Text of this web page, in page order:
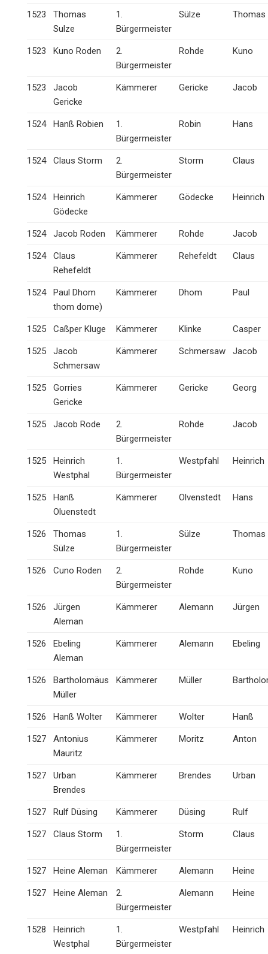
1523
Thomas
Sulze
1.
Bürgermeister
Sülze Thomas
1523 Kuno Roden
2.
Bürgermeister
Rohde Kuno
1523
Jacob
Gericke
Kämmerer Gericke Jacob
1524 Hanß Robien
1.
Bürgermeister
Robin Hans
1524 Claus Storm
2.
Bürgermeister
Storm Claus
1524
Heinrich
Gödecke
Kämmerer Gödecke Heinrich
1524 Jacob Roden Kämmerer Rohde Jacob
1524
Claus
Rehefeldt
Kämmerer Rehefeldt Claus
1524
Paul Dhom
thom dome)
Kämmerer Dhom Paul
1525 Caßper Kluge Kämmerer Klinke Casper
1525
Jacob
Schmersaw
Kämmerer Schmersaw Jacob
1525
Gorries
Gericke
Kämmerer Gericke Georg
1525 Jacob Rode
2.
Bürgermeister
Rohde Jacob
1525
Heinrich
Westphal
1.
Bürgermeister
Westpfahl Heinrich
1525
Hanß
Oluenstedt
Kämmerer Olvenstedt Hans
1526
Thomas
Sülze
1.
Bürgermeister
Sülze Thomas
1526 Cuno Roden
2.
Bürgermeister
Rohde Kuno
1526
Jürgen
Aleman
Kämmerer Alemann Jürgen
1526
Ebeling
Aleman
Kämmerer Alemann Ebeling
1526
Bartholomäus
Müller
Kämmerer Müller
1526 Hanß Wolter Kämmerer Wolter Hanß
1527
Antonius
Mauritz
Kämmerer Moritz Anton
1527
Urban
Brendes
Kämmerer Brendes Urban
1527 Rulf Düsing Kämmerer Düsing Rulf
1527 Claus Storm
1.
Bürgermeister
Storm Claus
1527 Heine Aleman Kämmerer Alemann Heine
1527 Heine Aleman
2.
Bürgermeister
Alemann Heine
1528
Heinrich
Westphal
1.
Bürgermeister
Westpfahl Heinrich